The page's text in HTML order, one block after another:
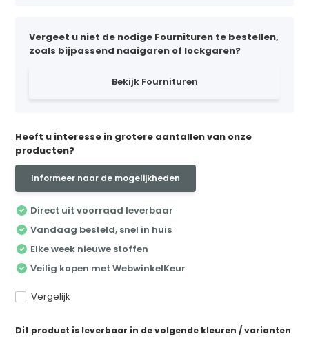
Vergeet u niet de nodige Fournituren te bestellen,
zoals bijpassend naaigaren of lockgaren?
Bekijk Fournituren
Heeft u interesse in grotere aantallen van onze
producten?
Informeer naar de mogelijkheden
Direct uit voorraad leverbaar
Vandaag besteld, snel in huis
Elke week nieuwe stoffen
Veilig kopen met WebwinkelKeur
Vergelijk
Dit product is leverbaar in de volgende kleuren / varianten